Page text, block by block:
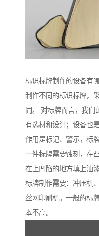
标识标牌制作的设备有
制作不同的标识标牌，
同。 对标牌而言，我们
有选材和设计；设备也
作用是标记、警示，标
一件标牌需要蚀刻，在
在上凹陷的地方填上油
标牌制作需要：冲压机
丝网印刷机。一般的标
本不高。